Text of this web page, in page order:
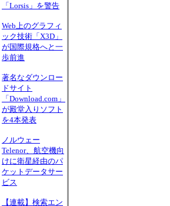
「Lorsis」を警告
Web上のグラフィ
ック技術「X3D」
が国際規格へと一
歩前進
著名なダウンロー
ドサイト
「Download.com」
が殿堂入りソフト
を4本発表
ノルウェー
Telenor、航空機向
けに衛星経由のパ
ケットデータサー
ビス
【連載】検索エン